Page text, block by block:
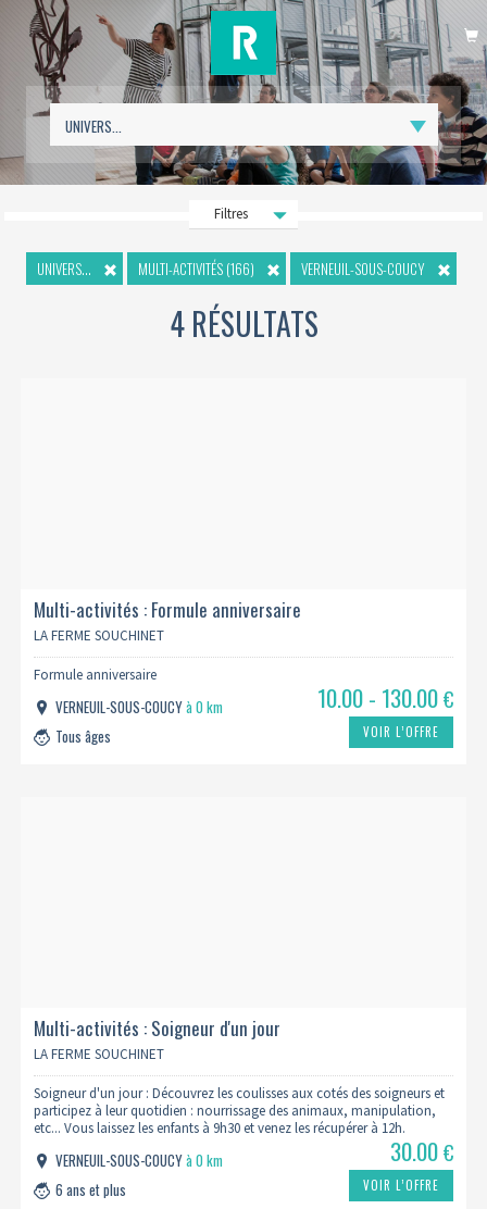
Filtres
UNIVERS... MULTI-ACTIVITÉS (166) VERNEUIL-SOUS-COUCY
4 RÉSULTATS
Multi-activités : Formule anniversaire
LA FERME SOUCHINET
Formule anniversaire
VERNEUIL-SOUS-COUCYà 0 km
Tous âges
10.00 - 130.00€
VOIR L’OFFRE
Multi-activités : Soigneur d'un jour
LA FERME SOUCHINET
Soigneur d'un jour : Découvrez les coulisses aux cotés des soigneurs et
participez à leur quotidien : nourrissage des animaux, manipulation,
etc... Vous laissez les enfants à 9h30 et venez les récupérer à 12h.
VERNEUIL-SOUS-COUCYà 0 km
6 ans et plus
30.00€
VOIR L’OFFRE